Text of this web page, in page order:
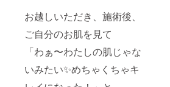
お越しいただき、施術後、
ご自分のお肌を見て
「わぁ〜わたしの肌じゃな
いみたい✨めちゃくちゃキ